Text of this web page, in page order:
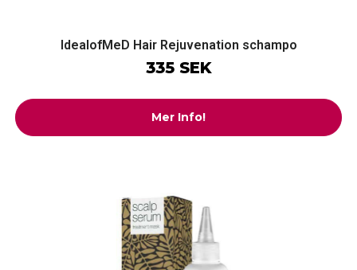
IdealofMeD Hair Rejuvenation schampo
335 SEK
Mer Info!